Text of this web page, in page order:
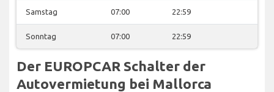
Samstag 07:00 22:59
Sonntag 07:00 22:59
Der EUROPCAR Schalter der
Autovermietung bei Mallorca